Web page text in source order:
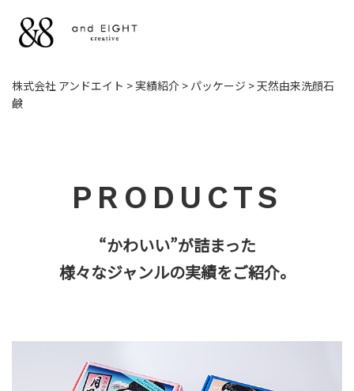
NEWS
ライセンス
株式会社 アンドエイト >実績紹介 > パッケージ >天然由来洗顔石
鹸
PRODUCTS
“かわいい”が詰まった
様々なジャンルの実績をご紹介。